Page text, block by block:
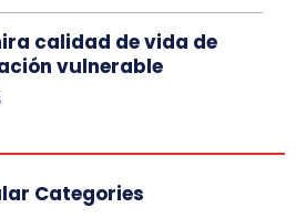
calidad de vida de
vulnerable
Categories